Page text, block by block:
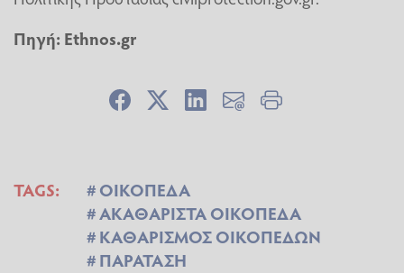
Πηγή: Ethnos.gr
TAGS:
ΟΙΚΟΠΕΔΑ
ΑΚΑΘΑΡΙΣΤΑ ΟΙΚΟΠΕΔΑ
ΚΑΘΑΡΙΣΜΟΣ ΟΙΚΟΠΕΔΩΝ
ΠΑΡΑΤΑΣΗ